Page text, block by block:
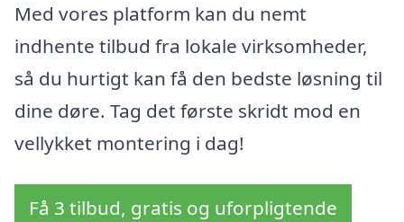
Med vores platform kan du nemt
indhente tilbud fra lokale virksomheder,
så du hurtigt kan få den bedste løsning til
dine døre. Tag det første skridt mod en
vellykket montering i dag!
Få 3 tilbud, gratis og uforpligtende